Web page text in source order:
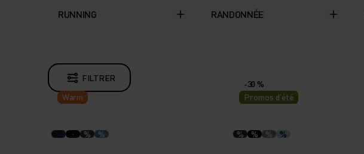
RUNNING RANDONNÉE
FILTRER
Warm
% %
-30 %
Promos d’été
% % % %